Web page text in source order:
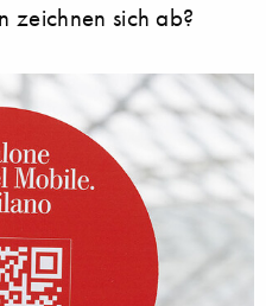
zeichnen sich ab?